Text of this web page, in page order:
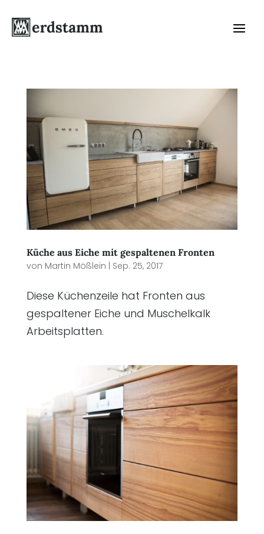
Küche aus Eiche mit gespaltenen Fronten
von Martin Mößlein | Sep. 25, 2017
Diese Küchenzeile hat Fronten aus
gespaltener Eiche und Muschelkalk
Arbeitsplatten.